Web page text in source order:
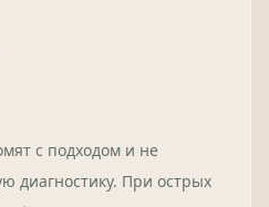
с подходом и не
диагностику. При острых